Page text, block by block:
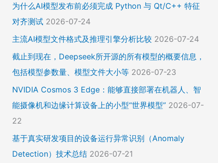
为什么AI模型发布前必须完成 Python 与 Qt/C++ 特征
对齐测试 2026-07-24
主流AI模型文件格式及推理引擎分析比较 2026-07-24
截止到现在，Deepseek所开源的所有模型的概要信息，
包括模型参数量、模型文件大小等 2026-07-23
NVIDIA Cosmos 3 Edge：能够直接部署在机器人、智
能摄像机和边缘计算设备上的小型“世界模型” 2026-07-
22
基于真实研发项目的设备运行异常识别（Anomaly
Detection）技术总结 2026-07-21